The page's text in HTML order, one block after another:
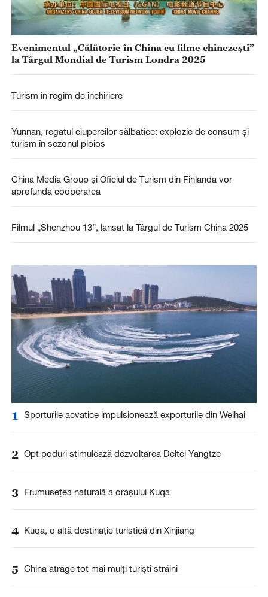
Evenimentul „Călătorie în China cu filme chinezești”
la Târgul Mondial de Turism Londra 2025
Turism în regim de închiriere
Yunnan, regatul ciupercilor sălbatice: explozie de consum și
turism în sezonul ploios
China Media Group și Oficiul de Turism din Finlanda vor
aprofunda cooperarea
Filmul „Shenzhou 13”, lansat la Târgul de Turism China 2025
1 Sporturile acvatice impulsionează exporturile din Weihai
2 Opt poduri stimulează dezvoltarea Deltei Yangtze
3 Frumusețea naturală a orașului Kuqa
4 Kuqa, o altă destinație turistică din Xinjiang
5 China atrage tot mai mulți turiști străini